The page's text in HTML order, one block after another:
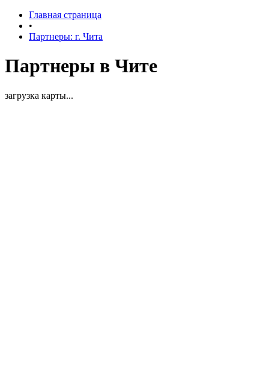
Главная страница
•
Партнеры: г. Чита
Партнеры в Чите
загрузка карты...